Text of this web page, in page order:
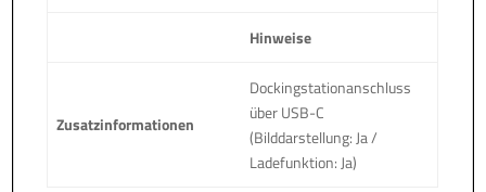
Hinweise
Zusatzinformationen
Dockingstationanschluss
über USB-C
(Bilddarstellung: Ja /
Ladefunktion: Ja)